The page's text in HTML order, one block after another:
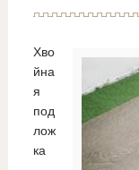
Хво
йна
я
под
лож
ка